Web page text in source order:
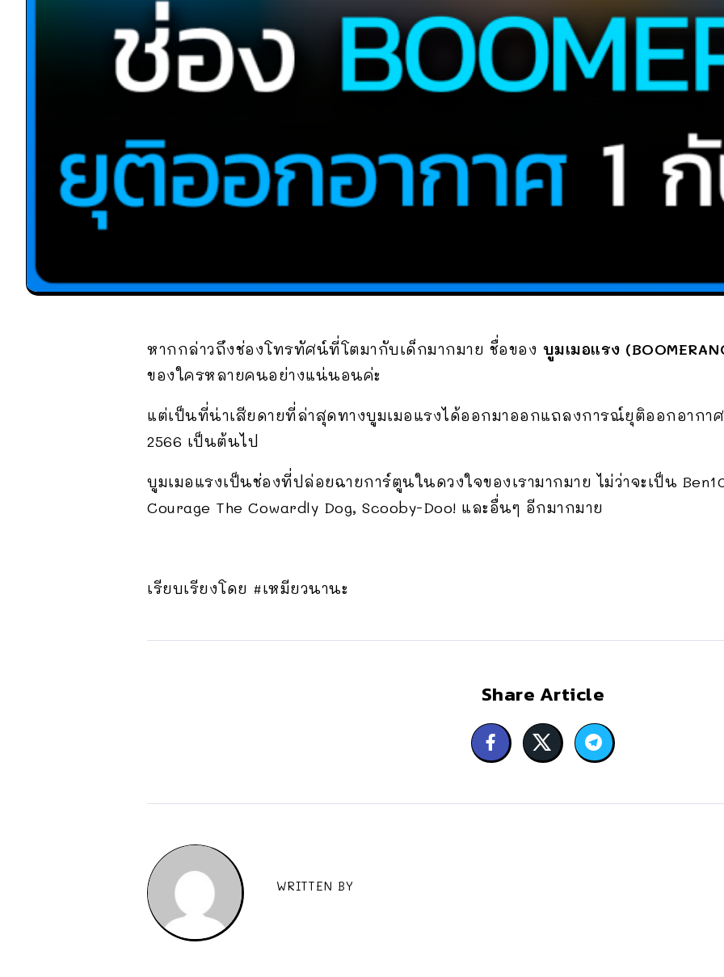
หากกล่าวถึงช่องโทรทัศน์ที่โตมากับเด็กมากมาย ชื่อของ บูมเมอแรง
ของใครหลายคนอย่างแน่นอนค่ะ
แต่เป็นที่น่าเสียดายที่ล่าสุดทางบูมเมอแรงได้ออกมาออกแถลงการณ์ยุติออกอาก
2566 เป็นต้นไป
บูมเมอแรงเป็นช่องที่ปล่อยฉายการ์ตูนในดวงใจของเรามากมาย ไม่ว่าจะเป็น
Courage The Cowardly Dog, Scooby-Doo! และอื่นๆ อีกมากมาย
เรียบเรียงโดย #เหมียวนานะ
Share Article
WRITTEN BY